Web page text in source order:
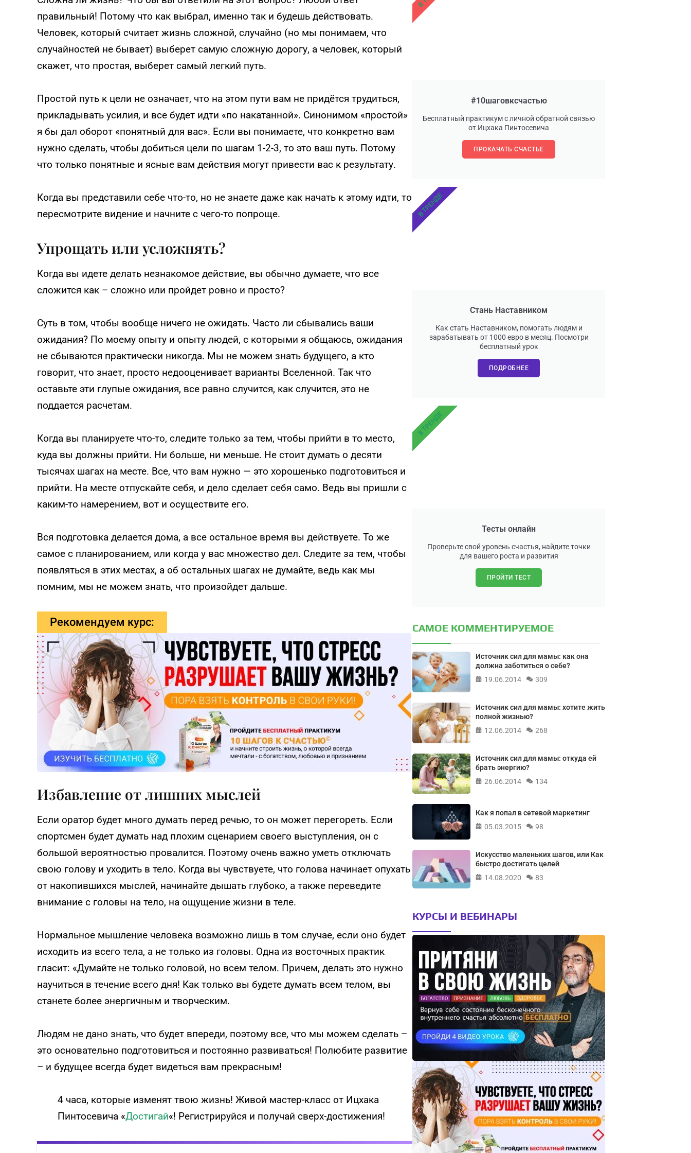
правильный! Потому что как выбрал, именно так и будешь действовать.
Человек, который считает жизнь сложной, случайно (но мы понимаем, что
случайностей не бывает) выберет самую сложную дорогу, а человек, который
скажет, что простая, выберет самый легкий путь.
Простой путь к цели не означает, что на этом пути вам не придётся трудиться,
прикладывать усилия, и все будет идти «по накатанной». Синонимом «простой»
я бы дал оборот «понятный для вас». Если вы понимаете, что конкретно вам
нужно сделать, чтобы добиться цели по шагам 1-2-3, то это ваш путь. Потому
что только понятные и ясные вам действия могут привести вас к результату.
Когда вы представили себе что-то, но не знаете даже как начать к этому идти, то
пересмотрите видение и начните с чего-то попроще.
Упрощать или усложнять?
Когда вы идете делать незнакомое действие, вы обычно думаете, что все
сложится как – сложно или пройдет ровно и просто?
Суть в том, чтобы вообще ничего не ожидать. Часто ли сбывались ваши
ожидания? По моему опыту и опыту людей, с которыми я общаюсь, ожидания
не сбываются практически никогда. Мы не можем знать будущего, а кто
говорит, что знает, просто недооценивает варианты Вселенной. Так что
оставьте эти глупые ожидания, все равно случится, как случится, это не
поддается расчетам.
Когда вы планируете что-то, следите только за тем, чтобы прийти в то место,
куда вы должны прийти. Ни больше, ни меньше. Не стоит думать о десяти
тысячах шагах на месте. Все, что вам нужно — это хорошенько подготовиться и
прийти. На месте отпускайте себя, и дело сделает себя само. Ведь вы пришли с
каким-то намерением, вот и осуществите его.
Вся подготовка делается дома, а все остальное время вы действуете. То же
самое с планированием, или когда у вас множество дел. Следите за тем, чтобы
появляться в этих местах, а об остальных шагах не думайте, ведь как мы
помним, мы не можем знать, что произойдет дальше.
Рекомендуем курс:
Избавление от лишних мыслей
Если оратор будет много думать перед речью, то он может перегореть. Если
спортсмен будет думать над плохим сценарием своего выступления, он с
большой вероятностью провалится. Поэтому очень важно уметь отключать
свою голову и уходить в тело. Когда вы чувствуете, что голова начинает опухать
от накопившихся мыслей, начинайте дышать глубоко, а также переведите
внимание с головы на тело, на ощущение жизни в теле.
Нормальное мышление человека возможно лишь в том случае, если оно будет
исходить из всего тела, а не только из головы. Одна из восточных практик
гласит: «Думайте не только головой, но всем телом. Причем, делать это нужно
научиться в течение всего дня! Как только вы будете думать всем телом, вы
станете более энергичным и творческим.
Людям не дано знать, что будет впереди, поэтому все, что мы можем сделать –
это основательно подготовиться и постоянно развиваться! Полюбите развитие
– и будущее всегда будет видеться вам прекрасным!
4 часа, которые изменят твою жизнь! Живой мастер-класс от Ицхака
Пинтосевича «Достигай«! Регистрируйся и получай сверх-достижения!
#10шаговксчастью
Бесплатный практикум с личной обратной связью
от Ицхака Пинтосевича
ПРОКАЧАТЬ СЧАСТЬЕ
Стань Наставником
Как стать Наставником, помогать людям и
зарабатывать от 1000 евро в месяц. Посмотри
бесплатный урок
ПОДРОБНЕЕ
В ТРЕНДЕ
Тесты онлайн
Проверьте свой уровень счастья, найдите точки
для вашего роста и развития
ПРОЙТИ ТЕСТ
В ТРЕНДЕ
САМОЕ КОММЕНТИРУЕМОЕ
Источник сил для мамы: как она
должна заботиться о себе?
19.06.2014
309
Источник сил для мамы: хотите жить
полной жизнью?
12.06.2014
268
Источник сил для мамы: откуда ей
брать энергию?
26.06.2014
134
Как я попал в сетевой маркетинг
05.03.2015
98
Искусство маленьких шагов, или Как
быстро достигать целей
14.08.2020
83
КУРСЫ И ВЕБИНАРЫ